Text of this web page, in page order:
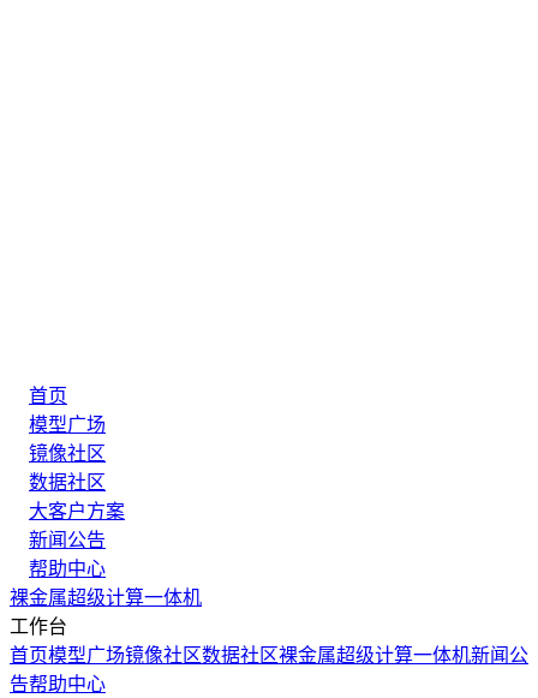
首页
模型广场
镜像社区
数据社区
大客户方案
新闻公告
帮助中心
裸金属超级计算一体机
工作台
首页模型广场镜像社区数据社区裸金属超级计算一体机新闻公
告帮助中心